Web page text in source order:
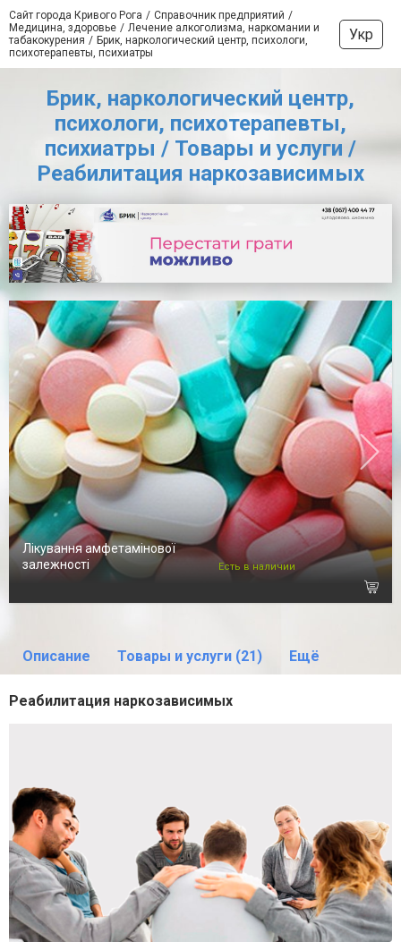
Сайт города Кривого Рога
Справочник предприятий
Медицина, здоровье
Лечение алкоголизма, наркомании и
табакокурения
Брик, наркологический центр, психологи,
психотерапевты, психиатры
Укр
Брик, наркологический центр,
психологи, психотерапевты,
психиатры / Товары и услуги /
Реабилитация наркозависимых
Лікування амфетамінової
залежності
Есть в наличии
Описание Товары и услуги (21) Ещё
Реабилитация наркозависимых